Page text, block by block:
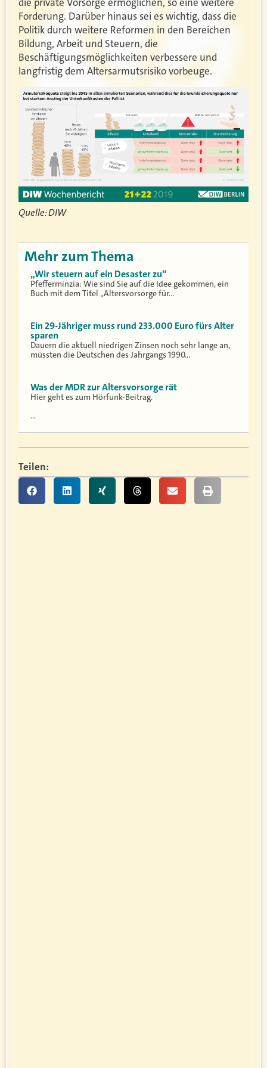
Forderung. Darüber hinaus sei es wichtig, dass die
Politik durch weitere Reformen in den Bereichen
Bildung, Arbeit und Steuern, die
Beschäftigungsmöglichkeiten verbessere und
langfristig dem Altersarmutsrisiko vorbeuge.
Quelle: DIW
Mehr zum Thema
„Wir steuern auf ein Desaster zu“
Pfefferminzia: Wie sind Sie auf die Idee gekommen, ein
Buch mit dem Titel „Altersvorsorge für…
Ein 29-Jähriger muss rund 233.000 Euro fürs Alter
sparen
Dauern die aktuell niedrigen Zinsen noch sehr lange an,
müssten die Deutschen des Jahrgangs 1990…
Was der MDR zur Altersvorsorge rät
Hier geht es zum Hörfunk-Beitrag.
…
Teilen: